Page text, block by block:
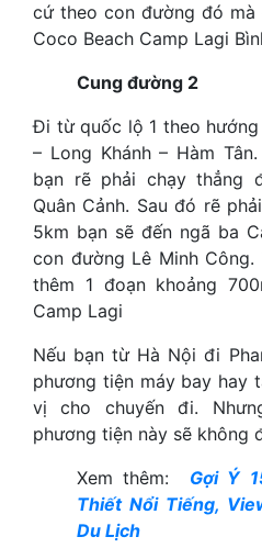
cứ theo con đường đó
Coco Beach Camp Lagi
Cung đường 2
Đi từ quốc lộ 1 theo
– Long Khánh – Hàm
bạn rẽ phải chạy thẳng
Quân Cảnh. Sau đó rẽ
5km bạn sẽ đến ngã ba
con đường Lê Minh
thêm 1 đoạn khoảng
Camp Lagi
Nếu bạn từ Hà Nội đi
phương tiện máy bay hay
vị cho chuyến đi.
phương tiện này sẽ không
Xem thêm: Gợi Ý
Thiết Nổi Tiếng,
Du Lịch